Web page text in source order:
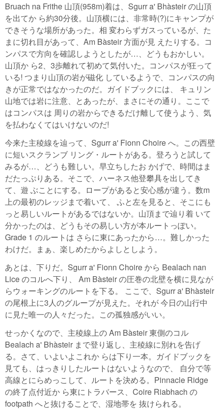
Bruach na Frithe 山頂(958m)着は、Sgurr a' Bhàsteir の山頂
を出てか ら約30分後。山頂横には、非常時(?)にキャンプが
できそうな場所があった。相 変わらずガスっているが、た
まに切れ目があって、Am Bàsteir 方面が見 えたりする。コ
ンパスで方向を確認しようとしたが…、どうもおかしい。
山頂か ら2、3歩離れて初めて気付いた。コンパスが狂って
いる! つまり山頂の岩が磁化 しているようで、コンパスの向
きが正常ではなかったのだ。ガイドブックには、 キュリン
山地では岩に注意、とあったが、まさにその通り。ここで
はコンパスは 周りの岩からできるだけ離して使うよう、気
を払わなくてはいけないのだ!
今来た主稜線を辿って、Sgurr a' Fionn Choire へ。この西壁
に短いスクランブ リング・ルートがある。登ろうと試して
みるが…、どうも難しい。早立ちしたお かげで、時間はま
だたっぷりある。そこで、ハーネス他登攀具を出してき
て、遊 ぶことにする。ロープがあると安心感が違う。数m
上の最初のレッジまで着いて、 ふと左を見ると、そこにも
っと易しいルートがあるではないか。山頂まで辿り着 いて
分かったのは、どうもその易しい方が本ルートっぽい。
Grade 1 のルートは さらに東にあったから…。難しかった
わけだ。まぁ、楽しめたからよしとしよう。
あとは、下りだ。Sgurr a' Fionn Choire から Bealach nan
Lice のコルへ下り、 Am Bàsteir の圧巻の北壁を横に見なが
らウォーキングのルートを下る。 ここで、Sgurr a' Bhàsteir
の尾根上に3人のグループが見えた。それが 今日の山行中
に見た唯一の人々だった。この孤独感がいい。
せっかくなので、主稜線上の Am Bàsteir 東側のコル
Bealach a' Bhàsteir まで登り返し、主稜線に別れを告げ
る。さて、いよいよこれか らは下り一本。ガイドブックを
見ても、はっきりしたルートはないようなので、 自分で等
高線とにらめっこして、ルートを決める。Pinnacle Ridge
の終了点付近か ら東にトラバース、Coire Riabhach の
footpath へと抜けることで、湿地帯を 抜けられる。